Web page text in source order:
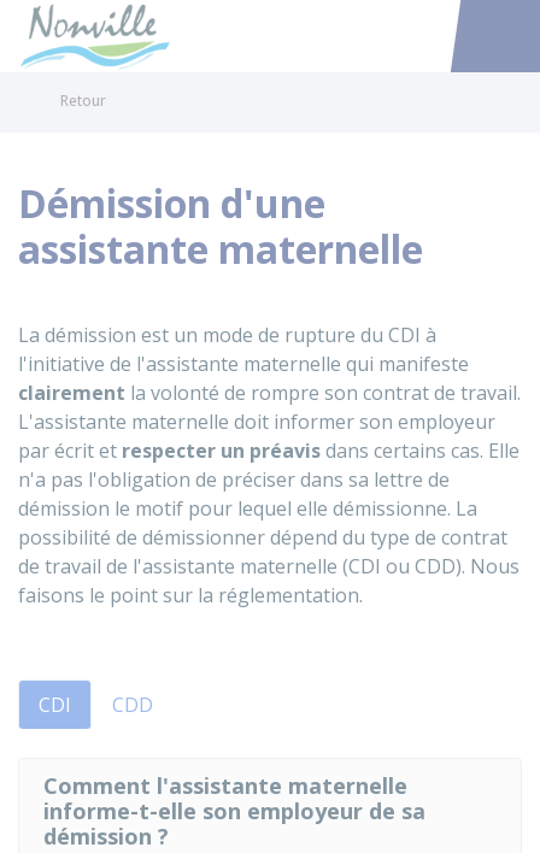
Accéder
Retour
Démission d'une
assistante maternelle
La démission est un mode de rupture du CDI à
l'initiative de l'assistante maternelle qui manifeste
clairement la volonté de rompre son contrat de travail.
L'assistante maternelle doit informer son employeur
par écrit et respecter un préavisdans certains cas. Elle
n'a pas l'obligation de préciser dans sa lettre de
démission le motif pour lequel elle démissionne. La
possibilité de démissionner dépend du type de contrat
de travail de l'assistante maternelle (CDI ou CDD). Nous
faisons le point sur la réglementation.
CDI CDD
Comment l'assistante maternelle
informe-t-elle son employeur de sa
démission ?